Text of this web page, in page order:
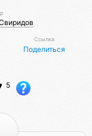
Ссылка
Поделиться
5